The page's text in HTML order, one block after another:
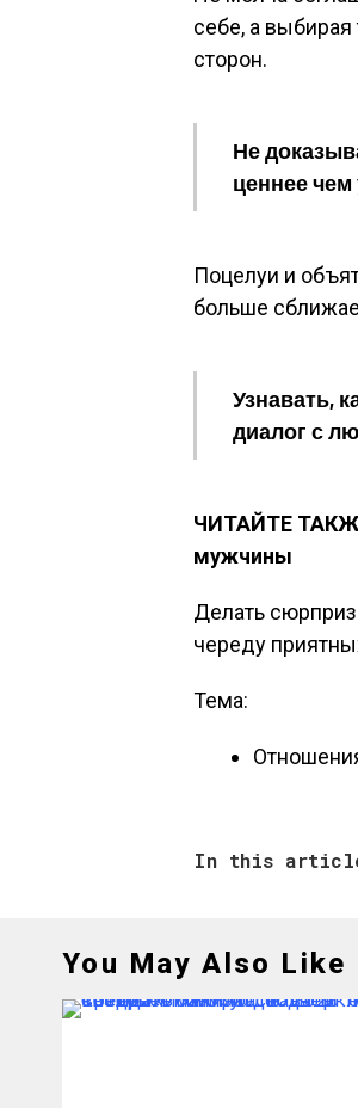
себе, а выбирая
сторон.
Не
ценнее
Поцелуи и
больше
Узнавать,
диалог с
ЧИТАЙТЕ
мужчины
Делать
череду
Тема:
In this
You May Also Like